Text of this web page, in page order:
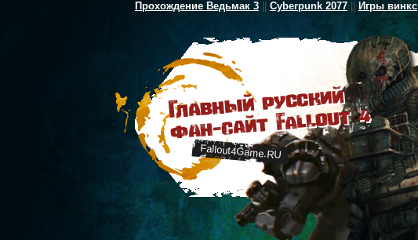
Прохождение Ведьмак 3 Cyberpunk 2077 Игры винкс
Главн
ый русский
фан-сайт Fallout 4
Fallout4Game.RU